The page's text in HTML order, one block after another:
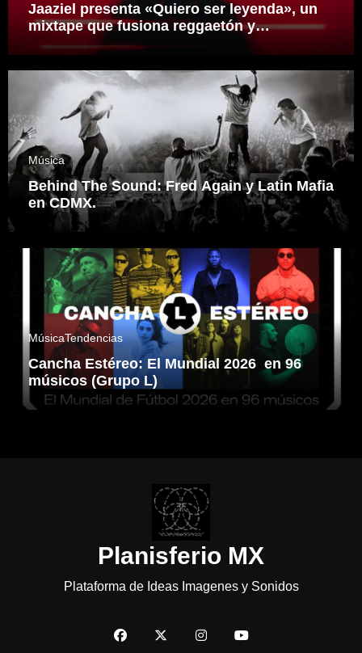
Jaaziel presenta «Quiero ser leyenda», un
mixtape que fusiona reggaetón y
electrónica desde una visión propia
inspirado en el sonidero Mexicano.
Música
Behind The Sound: Fred Again y Latin Mafia
en CDMX.
MúsicaTendencias
Cancha Estéreo: El Mundial 2026 en 96
músicos (Grupo L)
Planisferio MX
Plataforma de Ideas Imagenes y Sonidos